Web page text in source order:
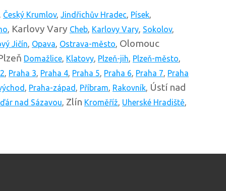
Český Krumlov, Jindřichův Hradec, Písek,
, Karlovy Vary Cheb, Karlovy Vary, Sokolov,
Jičín, Opava, Ostrava-město, Olomouc
Domažlice, Klatovy, Plzeň-jih, Plzeň-město,
, Praha 3, Praha 4, Praha 5, Praha 6, Praha 7, Praha
, Praha-západ , Příbram, Rakovník, Ústí nad
nad Sázavou, Zlín Kroměříž, Uherské Hradiště,